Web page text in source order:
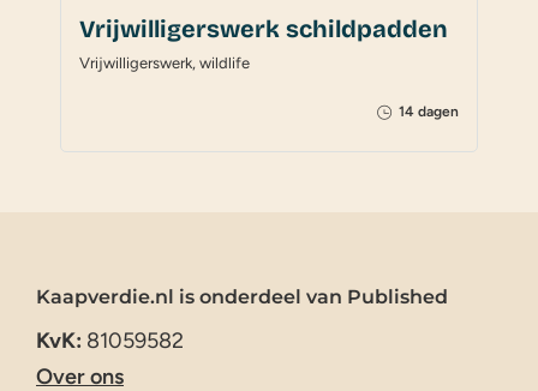
Vrijwilligerswerk schildpadden
Vrijwilligerswerk, wildlife
14 dagen
Kaapverdie.nl is onderdeel van Published
KvK: 81059582
Over ons